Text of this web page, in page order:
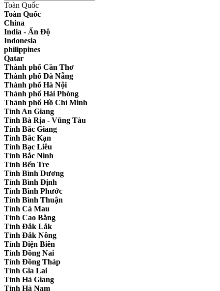
Toàn Quốc
Toàn Quốc
China
India - Ấn Độ
Indonesia
philippines
Qatar
Thành phố Cần Thơ
Thành phố Đà Nẵng
Thành phố Hà Nội
Thành phố Hải Phòng
Thành phố Hồ Chí Minh
Tỉnh An Giang
Tỉnh Bà Rịa - Vũng Tàu
Tỉnh Bắc Giang
Tỉnh Bắc Kạn
Tỉnh Bạc Liêu
Tỉnh Bắc Ninh
Tỉnh Bến Tre
Tỉnh Bình Dương
Tỉnh Bình Định
Tỉnh Bình Phước
Tỉnh Bình Thuận
Tỉnh Cà Mau
Tỉnh Cao Bằng
Tỉnh Đắk Lắk
Tỉnh Đắk Nông
Tỉnh Điện Biên
Tỉnh Đồng Nai
Tỉnh Đồng Tháp
Tỉnh Gia Lai
Tỉnh Hà Giang
Tỉnh Hà Nam